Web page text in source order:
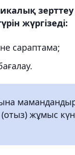
жүргізеді:
сараптама;
жұмыс